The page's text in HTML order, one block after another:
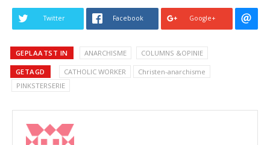
Twitter Facebook Google+
GEPLAATST IN ANARCHISME COLUMNS &OPINIE
GETAGD CATHOLIC WORKER
Christen-anarchisme
PINKSTERSERIE